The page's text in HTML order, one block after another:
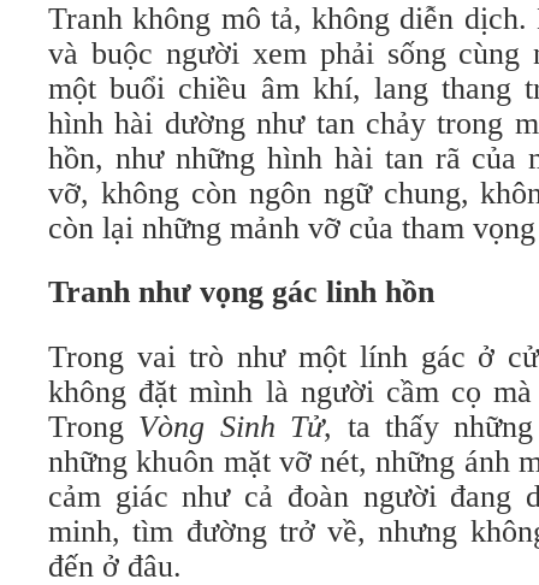
Tranh không mô tả, không diễn
và buộc người xem phải sống cùng
một buổi chiều âm khí, lang thang
hình hài dường như tan chảy trong
hồn, như những hình hài tan rã của
vỡ, không còn ngôn ngữ chung,
còn lại những mảnh vỡ của tham
Tranh như vọng gác linh hồn
Trong vai trò như một lính gác ở
không đặt mình là người cầm cọ
Trong Vòng Sinh Tử, ta thấy
những khuôn mặt vỡ nét, những ánh
cảm giác như cả đoàn người đang
minh, tìm đường trở về, nhưng
đến ở đâu.